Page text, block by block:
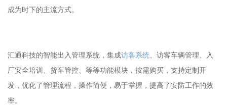
成为时下的主流方式。
汇通科技的智能出入管理系统，集成访客系统 、访客车辆管理、入
厂安全培训、货车管控、等等功能模块，按需购买，支持定制开
发，优化了管理流程，操作简便，易于掌握，提高了安防工作的效
率。